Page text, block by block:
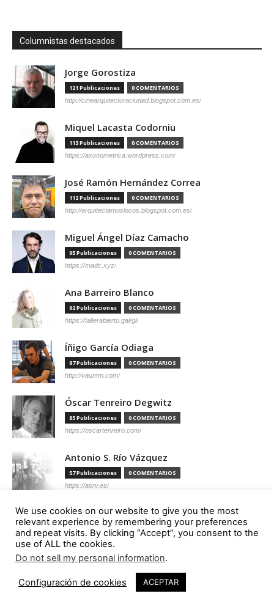
Columnistas destacados
Jorge Gorostiza
121 Publicaciones 0 COMENTARIOS
http://cinearquitecturaciudad.blogspot.com.es/
Miquel Lacasta Codorniu
113 Publicaciones 0 COMENTARIOS
https://axonometrica.wordpress.com/
José Ramón Hernández Correa
112 Publicaciones 0 COMENTARIOS
http://arquitectamoslocos.blogspot.com.es/
Miguel Ángel Díaz Camacho
95 Publicaciones 0 COMENTARIOS
https://madc.xyz/
Ana Barreiro Blanco
92 Publicaciones 0 COMENTARIOS
https://tallerabierto.gal/gl/
Íñigo García Odiaga
87 Publicaciones 0 COMENTARIOS
http://vaumm.com/
Óscar Tenreiro Degwitz
85 Publicaciones 0 COMENTARIOS
https://oscartenreiro.com/
Antonio S. Río Vázquez
57 Publicaciones 0 COMENTARIOS
https://asrv.es/
Marcelo Gardinetti
56 Publicaciones 0 COMENTARIOS
https://marcelogardinetti.com/
José del Carmen Palacios Aguilar
56 Publicaciones 0 COMENTARIOS
We use cookies on our website to give you the most
relevant experience by remembering your preferences
and repeat visits. By clicking “Accept”, you consent to the
use of ALL the cookies.
Do not sell my personal information.
Configuración de cookies ACEPTAR